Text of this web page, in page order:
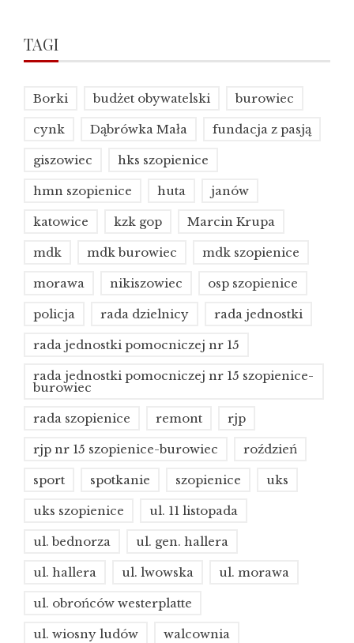
TAGI
Borki budżet obywatelski burowiec
cynk Dąbrówka Mała fundacja z pasją
giszowiec hks szopienice
hmn szopienice huta janów
katowice kzk gop Marcin Krupa
mdk mdk burowiec mdk szopienice
morawa nikiszowiec osp szopienice
policja rada dzielnicy rada jednostki
rada jednostki pomocniczej nr 15
rada jednostki pomocniczej nr 15 szopienice-
burowiec
rada szopienice remont rjp
rjp nr 15 szopienice-burowiec roździeń
sport spotkanie szopienice uks
uks szopienice ul. 11 listopada
ul. bednorza ul. gen. hallera
ul. hallera ul. lwowska ul. morawa
ul. obrońców westerplatte
ul. wiosny ludów walcownia